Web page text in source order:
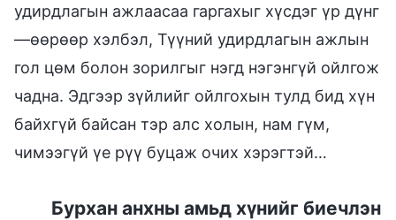
удирдлагын ажлаасаа гаргахыг хүсдэг үр дүнг
—өөрөөр хэлбэл, Түүний удирдлагын ажлын
гол цөм болон зорилгыг нэгд нэгэнгүй ойлгож
чадна. Эдгээр зүйлийг ойлгохын тулд бид хүн
байхгүй байсан тэр алс холын, нам гүм,
чимээгүй үе рүү буцаж очих хэрэгтэй…
Бурхан анхны амьд хүнийг биечлэн